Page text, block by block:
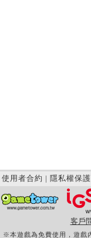
使用者合約 | 隱私權保護
客戶
※本遊戲為免費使用，遊戲